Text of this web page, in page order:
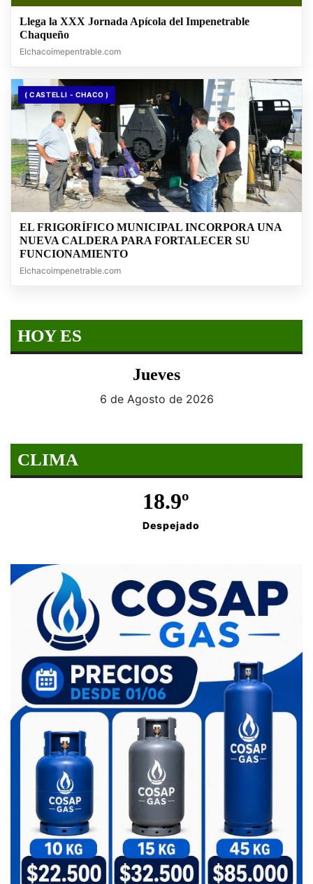
Llega la XXX Jornada Apícola del Impenetrable
Chaqueño
Elchacoimepentrable.com
( CASTELLI - CHACO )
EL FRIGORÍFICO MUNICIPAL INCORPORA UNA
NUEVA CALDERA PARA FORTALECER SU
FUNCIONAMIENTO
Elchacoimpenetrable.com
HOY ES
Jueves
6 de Agosto de 2026
CLIMA
18.9º
Despejado